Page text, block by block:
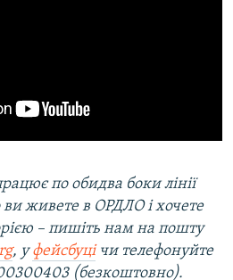
по обидва боки лінії
живете в ОРДЛО і хочете
– пишіть нам на пошту
, уфейсбуцічи телефонуйте
(безкоштовно).